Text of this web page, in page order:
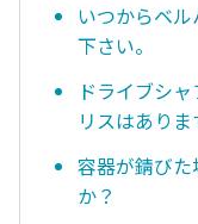
いつからベ
下さい。
ドライブシ
リスはありま
容器が錆び
か？